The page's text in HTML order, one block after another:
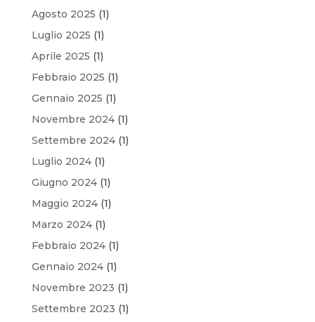
Agosto 2025 (1)
Luglio 2025 (1)
Aprile 2025 (1)
Febbraio 2025 (1)
Gennaio 2025 (1)
Novembre 2024(1)
Settembre 2024(1)
Luglio 2024(1)
Giugno 2024(1)
Maggio 2024(1)
Marzo 2024(1)
Febbraio 2024(1)
Gennaio 2024(1)
Novembre 2023 (1)
Settembre 2023 (1)